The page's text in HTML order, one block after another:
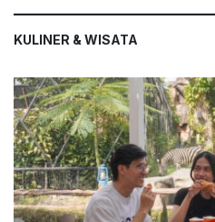
KULINER & WISATA